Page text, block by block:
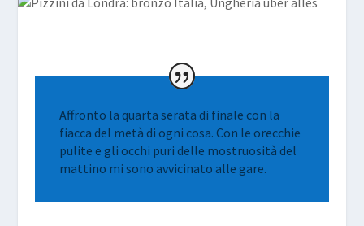
Affronto la quarta serata di finale con la
fiacca del metà di ogni cosa. Con le orecchie
pulite e gli occhi puri delle mostruosità del
mattino mi sono avvicinato alle gare.